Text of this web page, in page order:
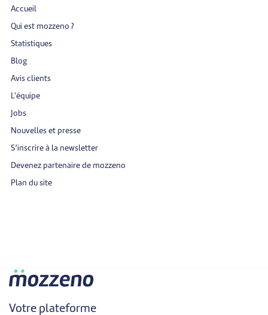
Accueil
Qui est mozzeno ?
Statistiques
Blog
Avis clients
L'équipe
Jobs
Nouvelles et presse
S’inscrire à la newsletter
Devenez partenaire de mozzeno
Plan du site
Votre plateforme